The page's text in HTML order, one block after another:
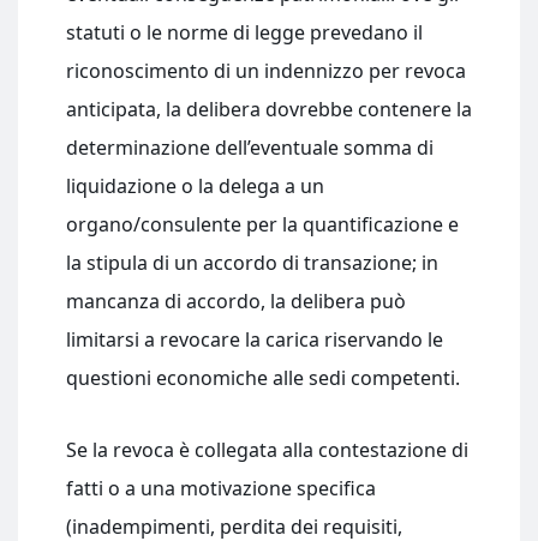
statuti o le norme di legge prevedano il
riconoscimento di un indennizzo per revoca
anticipata, la delibera dovrebbe contenere la
determinazione dell’eventuale somma di
liquidazione o la delega a un
organo/consulente per la quantificazione e
la stipula di un accordo di transazione; in
mancanza di accordo, la delibera può
limitarsi a revocare la carica riservando le
questioni economiche alle sedi competenti.
Se la revoca è collegata alla contestazione di
fatti o a una motivazione specifica
(inadempimenti, perdita dei requisiti,